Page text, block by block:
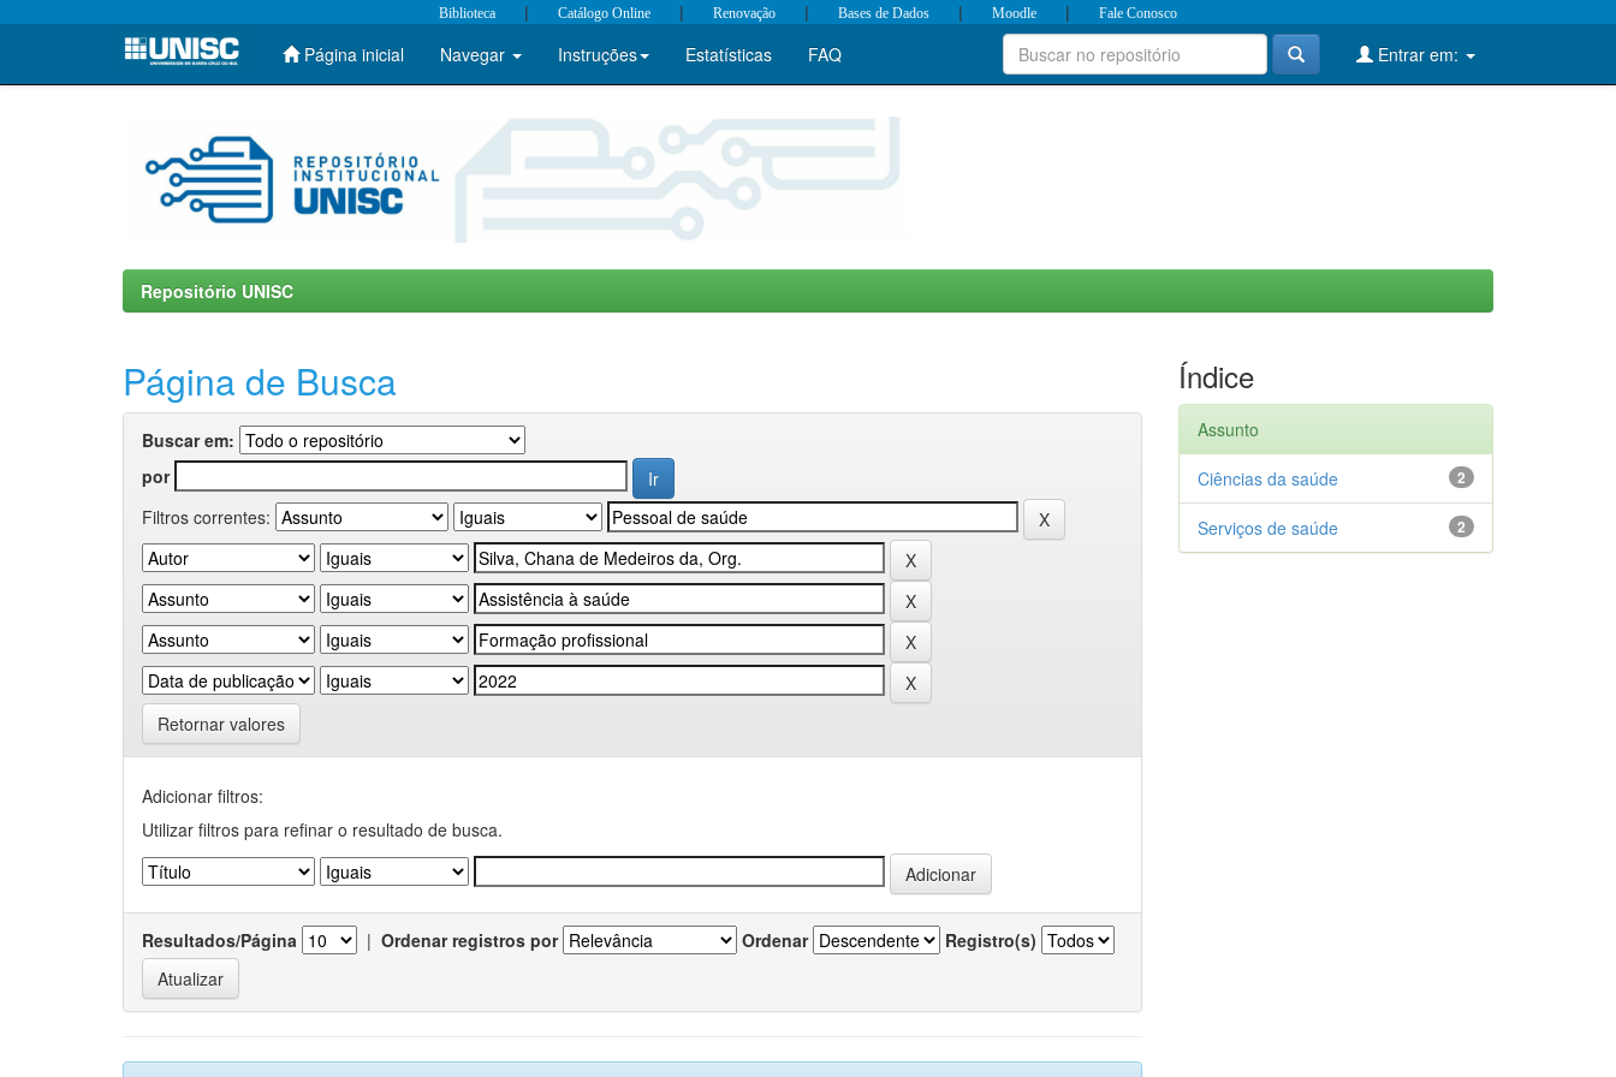
Skip
Biblioteca | Catálogo Online | Renovação | Bases de Dados | Moodle | Fale Conosco
Página inicial Navegar Instruções Estatísticas FAQ Entrar em:
Repositório UNISC
Página de Busca
Buscar em:
por
Filtros correntes:
Retornar valores
Adicionar filtros:
Utilizar filtros para refinar o resultado de busca.
Resultados/Página | Ordenar registros por Ordenar Registro(s)
Índice
Assunto
2
Ciências da saúde
2
Serviços de saúde